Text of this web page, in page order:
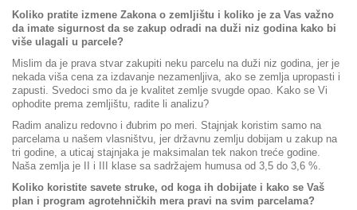
Koliko pratite izmene Zakona o zemljištu i koliko je za Vas važno
da imate sigurnost da se zakup odradi na duži niz godina kako bi
više ulagali u parcele?
Mislim da je prava stvar zakupiti neku parcelu na duži niz godina, jer je
nekada viša cena za izdavanje nezamenljiva, ako se zemlja upropasti i
zapusti. Svedoci smo da je kvalitet zemlje svugde opao. Kako se Vi
ophodite prema zemljištu, radite li analizu?
Radim analizu redovno i đubrim po meri. Stajnjak koristim samo na
parcelama u našem vlasništvu, jer državnu zemlju dobijam u zakup na
tri godine, a uticaj stajnjaka je maksimalan tek nakon treće godine.
Naša zemlja je II i III klase sa sadržajem humusa od 3,5 do 3,6 %.
Koliko koristite savete struke, od koga ih dobijate i kako se Vaš
plan i program agrotehničkih mera pravi na svim parcelama?